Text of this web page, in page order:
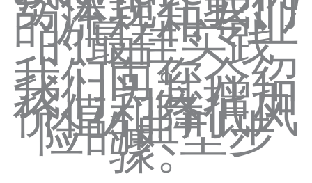
的流程和专业
的最佳实践
中。
我们向您介绍
我们为其增加
价值和降低风
险的典型步
骤。